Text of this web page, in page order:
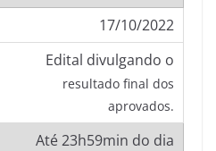
17/10/2022
Edital divulgando o
resultado final dos
aprovados.
Até 23h59min do dia